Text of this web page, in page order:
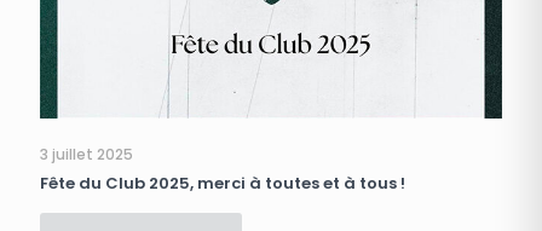
3 juillet 2025
Fête du Club 2025, merci à toutes et à tous !